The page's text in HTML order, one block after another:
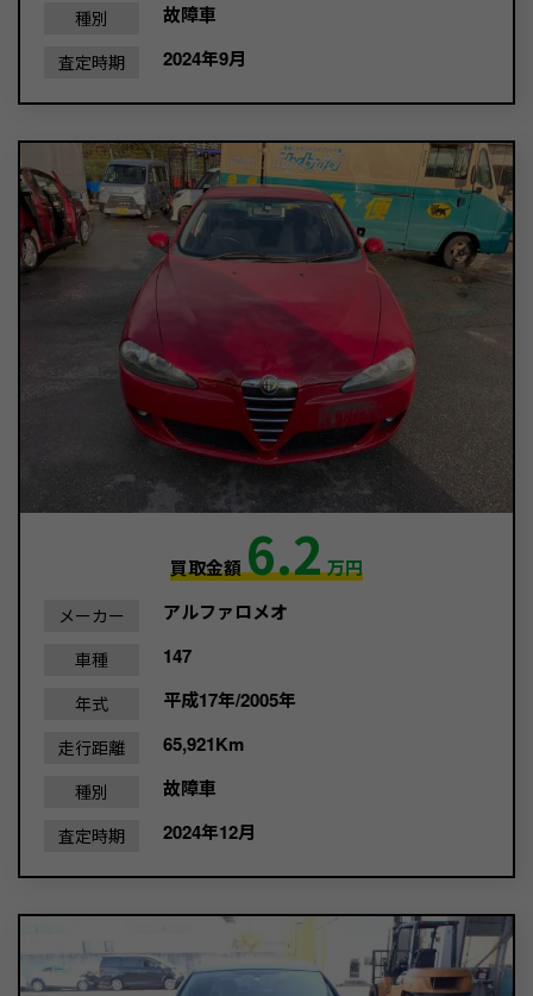
種別 故障車
査定時期 2024年9月
買取金額6.2万円
メーカー アルファロメオ
車種 147
年式 平成17年/2005年
走行距離 65,921Km
種別 故障車
査定時期 2024年12月